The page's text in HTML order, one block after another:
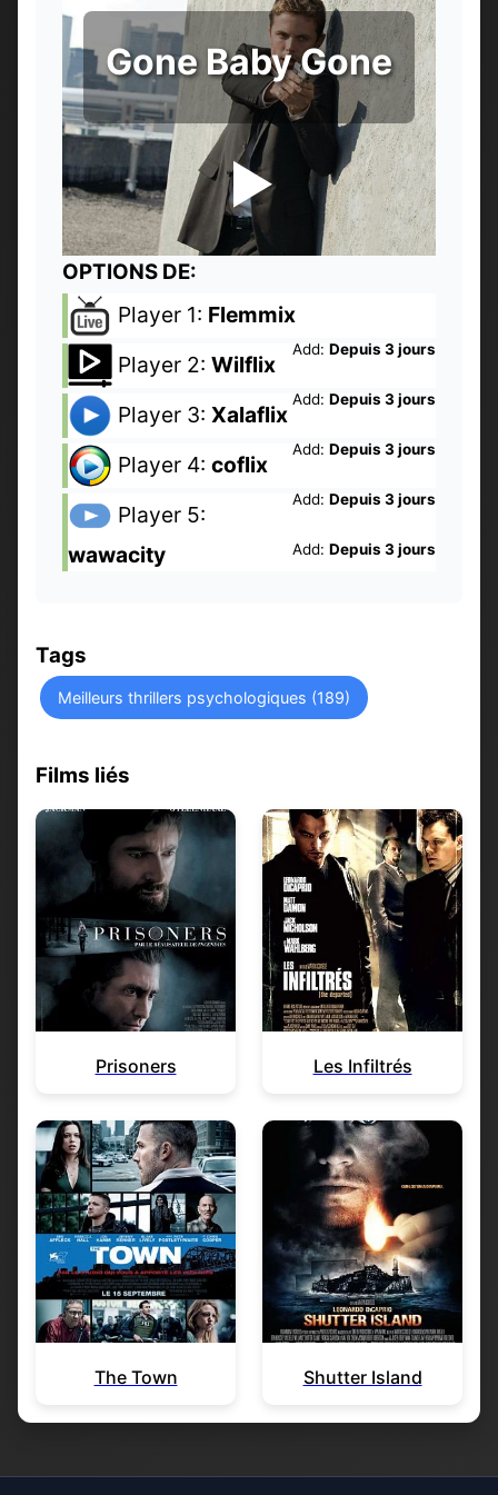
Gone Baby Gone
OPTIONS DE:
Player 1: Flemmix
Add: Depuis 3 jours
Player 2: Wilflix
Add: Depuis 3 jours
Player 3: Xalaflix
Add: Depuis 3 jours
Player 4: coflix
Add: Depuis 3 jours
Player 5:
wawacity
Add: Depuis 3 jours
Tags
Meilleurs thrillers psychologiques (189)
Films liés
Prisoners Les Infiltrés
The Town Shutter Island